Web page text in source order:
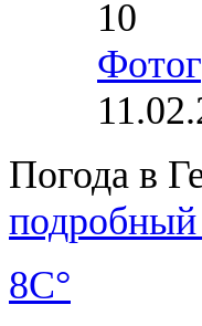
10
Погода в
подробный
8C°